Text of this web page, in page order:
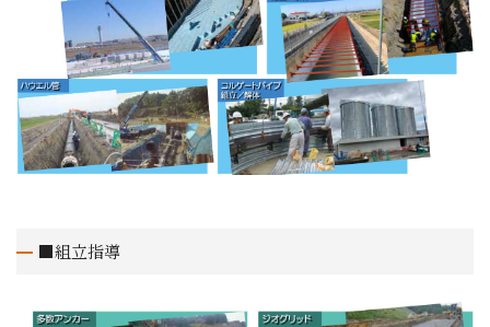
■組立指導